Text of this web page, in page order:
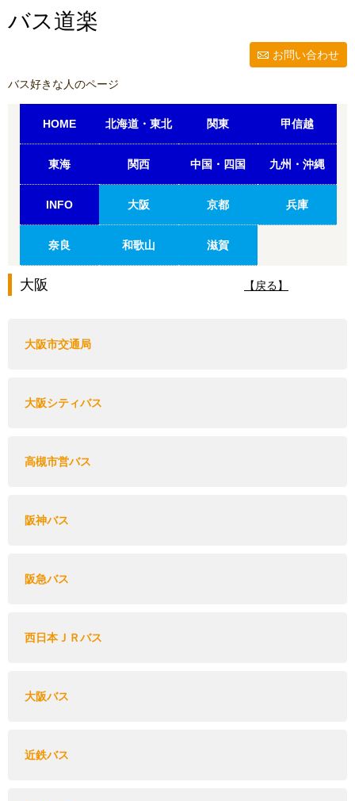
バス道楽
お問い合わせ
バス好きな人のページ
HOME 北海道・東北 関東 甲信越
東海 関西 中国・四国 九州・沖縄
INFO 大阪 京都 兵庫
奈良 和歌山 滋賀
大阪 【戻る】
大阪市交通局
大阪シティバス
高槻市営バス
阪神バス
阪急バス
西日本ＪＲバス
大阪バス
近鉄バス